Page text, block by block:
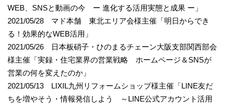
WEB、SNSと動画の今 ー 進化する活用実態と成果 ー」
2021/05/28 マド本舗 東北エリア会様主催「明日からでき
る！効果的なWEB活用」
2021/05/26 日本板硝子・ひのまるチェーン大阪支部関西部会
様主催「実録・住宅業界の営業戦略 ホームページ＆SNSが
営業の何を変えたのか」
2021/05/13 LIXIL九州リフォームショップ様主催「LINE友だ
ちを増やそう・情報発信しよう ～LINE公式アカウント活用